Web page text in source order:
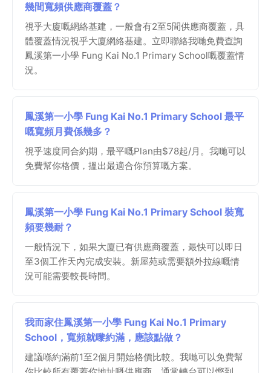
幾間寬頻供應商覆蓋？
視乎大廈嘅網絡基建，一般會有2至5間供應商覆蓋，具
體覆蓋情況視乎大廈網絡基建。立即聯絡我哋免費查詢
鳳溪第一小學 Fung Kai No.1 Primary School嘅覆蓋情
況。
鳳溪第一小學 Fung Kai No.1 Primary School 最平
嘅寬頻月費係幾多？
視乎速度同合約期，最平嘅Plan由$78起/月。我哋可以
免費幫你格價，搵出最適合你預算嘅方案。
鳳溪第一小學 Fung Kai No.1 Primary School 裝寬
頻要幾耐？
一般情況下，如果大廈已有供應商覆蓋，最快可以即日
至3個工作天內完成安裝。新屋苑或需要額外拉線嘅情
況可能需要較長時間。
我而家住鳳溪第一小學 Fung Kai No.1 Primary
School，寬頻就嚟約滿，應該點做？
建議喺約滿前1至2個月開始格價比較。我哋可以免費幫